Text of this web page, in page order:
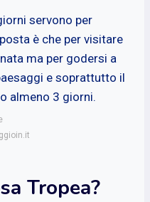
servono per
è che per visitare
ma per godersi a
e soprattutto il
almeno 3 giorni.
Tropea?